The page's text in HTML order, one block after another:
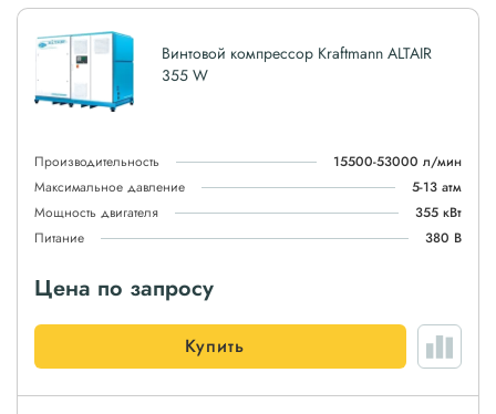
Винтовой компрессор Kraftmann ALTAIR
355 W
Производительность
15500-53000 л/мин
Максимальное давление
5-13 атм
Мощность двигателя
355 кВт
Питание
380 В
Цена по запросу
Купить